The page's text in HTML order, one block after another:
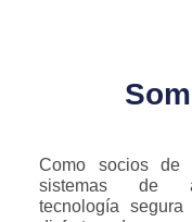
Como socios de
sistemas de
tecnología